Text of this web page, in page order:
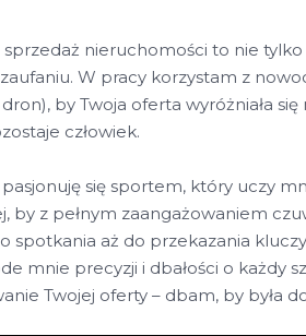
sprzedaż nieruchomości to nie
W pracy korzystam z
by Twoja oferta wyróżniała
człowiek.
się sportem, który uczy
by z pełnym zaangażowaniem
spotkania aż do przekazania
mnie precyzji i dbałości o każdy
Twojej oferty – dbam, by była